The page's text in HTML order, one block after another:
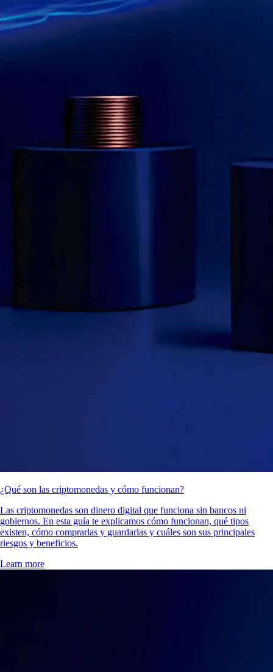
¿Qué son las criptomonedas y cómo funcionan?
Las criptomonedas son dinero digital que funciona sin bancos ni
gobiernos. En esta guía te explicamos cómo funcionan, qué tipos
existen, cómo comprarlas y guardarlas y cuáles son sus principales
riesgos y beneficios.
Learn more